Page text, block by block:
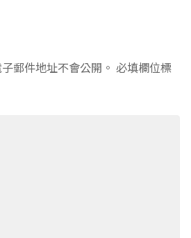
郵件地址不會公開。 必填欄位標